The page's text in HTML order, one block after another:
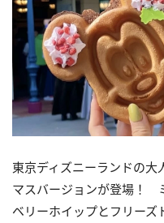
東京ディズニーランドの大
マスバージョンが登場！
ベリーホイップとフリーズ